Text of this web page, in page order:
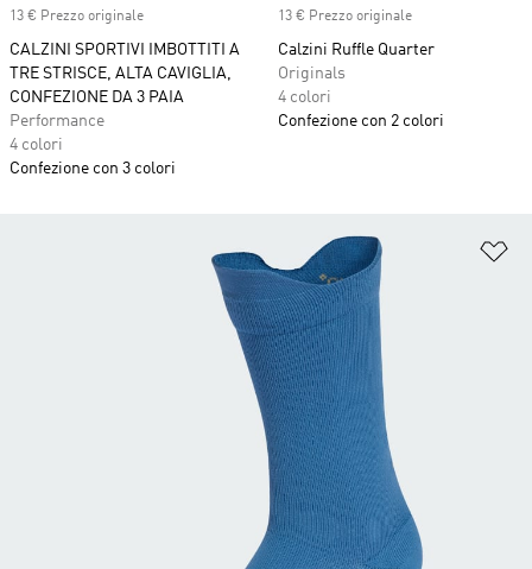
13 € Prezzo originale
CALZINI SPORTIVI IMBOTTITI A
TRE STRISCE, ALTA CAVIGLIA,
CONFEZIONE DA 3 PAIA
Performance
4 colori
Confezione con 3 colori
13 € Prezzo originale
Calzini Ruffle Quarter
Originals
4 colori
Confezione con 2 colori